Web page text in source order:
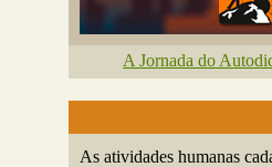
A Jornada do
As atividades humanas